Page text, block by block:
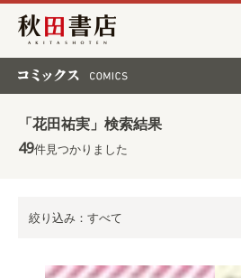
秋田書店
「花田祐実」検索結果
49件見つかりました
絞り込み：すべて